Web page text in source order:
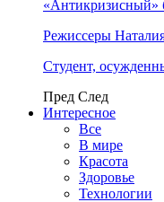
«Антикризисный»
Режиссеры
Студент,
Пред След
Интересное
Все
В мире
Красота
Здоровье
Технологии